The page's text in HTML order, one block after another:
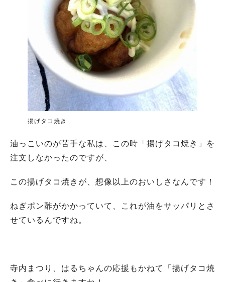
揚げタコ焼き
油っこいのが苦手な私は、この時「揚げタコ焼き」を
注文しなかったのですが、
この揚げタコ焼きが、想像以上のおいしさなんです！
ねぎポン酢がかかっていて、これが油をサッパリとさ
せているんですね。
寺内まつり、はるちゃんの応援もかねて「揚げタコ焼